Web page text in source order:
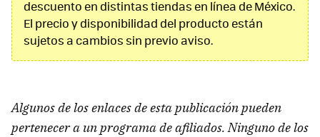
descuento en distintas tiendas en línea de México.
El precio y disponibilidad del producto están
sujetos a cambios sin previo aviso.
Algunos de los enlaces de esta publicación pueden
pertenecer a un programa de afiliados. Ninguno de los